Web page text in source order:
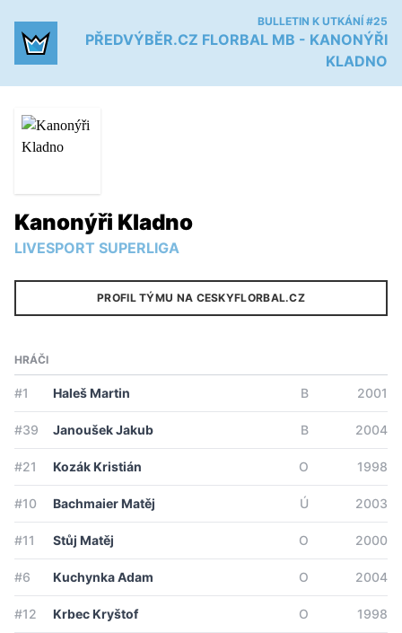
BULLETIN K UTKÁNÍ #25
PŘEDVÝBĚR.CZ FLORBAL MB - KANONÝŘI
KLADNO
Kanonýři Kladno
LIVESPORT SUPERLIGA
PROFIL TÝMU NA CESKYFLORBAL.CZ
HRÁČI
#1 Haleš Martin B 2001
#39 Janoušek Jakub B 2004
#21 Kozák Kristián O 1998
#10 Bachmaier Matěj Ú 2003
#11 Stůj Matěj O 2000
#6 Kuchynka Adam O 2004
#12 Krbec Kryštof O 1998